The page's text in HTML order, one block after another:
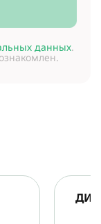
данных.
ознакомлен.